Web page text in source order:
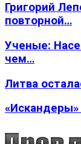
Григорий
повторной…
Ученые:
чем…
Литва